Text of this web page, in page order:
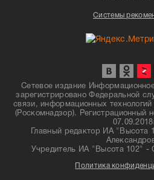
Системы
Сетевое издание
зарегистрировано Федеральной
связи, информационных
(Роскомнадзор).
Главный редактор ИА "Высота
Учредитель ИА "Высота
Политика